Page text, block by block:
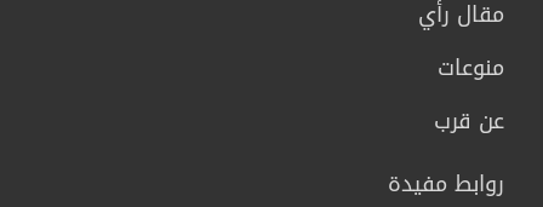
مقال رأي
منوعات
عن قرب
روابط مفيدة